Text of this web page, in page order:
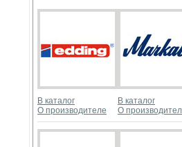
В каталог
О производителе
В каталог
О